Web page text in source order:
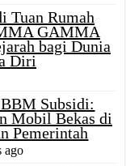
Tuan Rumah
GAMMA
bagi Dunia
Diri
Subsidi:
Mobil Bekas di
Pemerintah
ago